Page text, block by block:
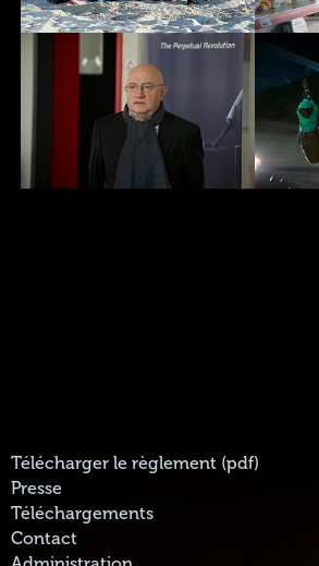
Télécharger le règlement (pdf)
Presse
Téléchargements
Contact